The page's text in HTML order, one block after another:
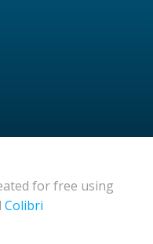
for free using
Colibri